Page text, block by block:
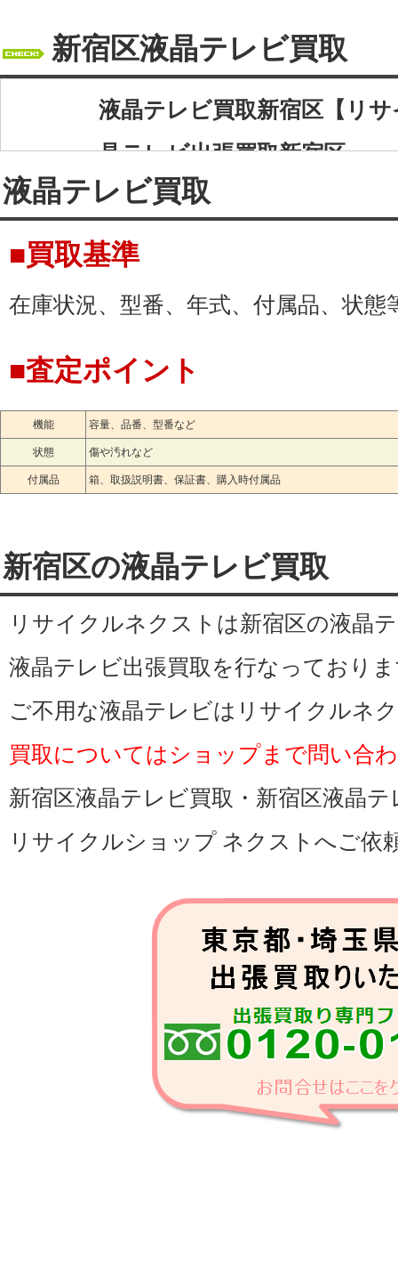
新宿区液晶テレビ買取
液晶テレビ買取新宿区【リ
晶テレビ出張買取新宿区
リサイクルショップ ネクス
買取、液晶テレビ出張買取中
東京都新宿区下記エリアに
東榎町, 天神町, 水道町, 西五
幡町, 白銀町, 赤城元町
宿, 西落合, 中落合
下落合, 上落合, 中井, 早稲田
久井町, 馬場下町
西早稲田, 戸山, 原町, 河田町,
加賀町, 市谷薬王寺町
市谷八幡町, 市谷本村町, 市
町, 弁天町, 南榎町, 北山伏町
片町, 坂町, 本塩町, 四谷, 愛住
南元町, 霞ケ丘町
市谷仲之町, 住吉町, 市谷台
町, 中里町, 矢来町, 榎町
南山伏町, 二十騎町, 市谷甲
百人町, 北新宿, 高田馬場
築地町, 津久戸町, 下宮比町,
液晶テレビ買取
■買取基準
在庫状況、型番、年式、付属品、状態
■査定ポイント
機能 容量、品番、型番など
状態 傷や汚れなど
付属品 箱、取扱説明書、保証書、購入時付属品
新宿区の液晶テレビ買取
リサイクルネクストは新宿区の液晶
液晶テレビ出張買取を行なっており
ご不用な液晶テレビはリサイクルネ
買取についてはショップまで問い合
新宿区液晶テレビ買取・新宿区液晶
リサイクルショップ ネクストへご依